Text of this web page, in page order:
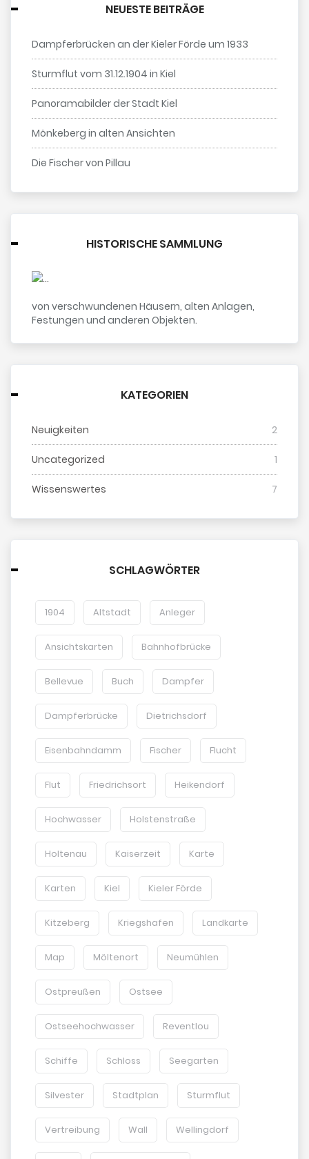
NEUESTE BEITRÄGE
Dampferbrücken an der Kieler Förde um 1933
Sturmflut vom 31.12.1904 in Kiel
Panoramabilder der Stadt Kiel
Mönkeberg in alten Ansichten
Die Fischer von Pillau
HISTORISCHE SAMMLUNG
von verschwundenen Häusern, alten Anlagen,
Festungen und anderen Objekten.
KATEGORIEN
Neuigkeiten 2
Uncategorized 1
Wissenswertes 7
SCHLAGWÖRTER
1904 Altstadt Anleger
Ansichtskarten Bahnhofbrücke
Bellevue Buch Dampfer
Dampferbrücke Dietrichsdorf
Eisenbahndamm Fischer Flucht
Flut Friedrichsort Heikendorf
Hochwasser Holstenstraße
Holtenau Kaiserzeit Karte
Karten Kiel Kieler Förde
Kitzeberg Kriegshafen Landkarte
Map Möltenort Neumühlen
Ostpreußen Ostsee
Ostseehochwasser Reventlou
Schiffe Schloss Seegarten
Silvester Stadtplan Sturmflut
Vertreibung Wall Wellingdorf